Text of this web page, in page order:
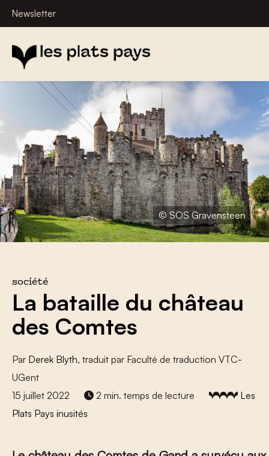
Newsletter
© SOS Gravensteen
société
La bataille du château
des Comtes
Par Derek Blyth, traduit par Faculté de traduction VTC-
UGent
15 juillet 2022
2 min. temps de lecture
Les
Plats Pays inusités